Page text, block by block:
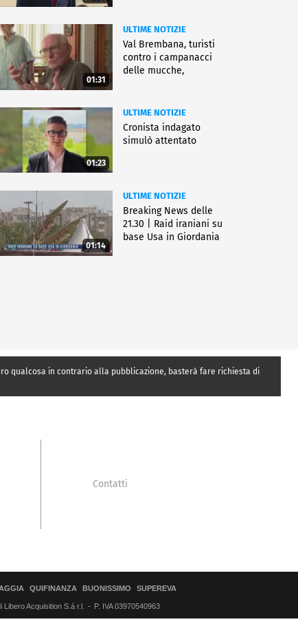
01:31
ULTIME NOTIZIE
Val Brembana, turisti
contro i campanacci
delle mucche,
01:23
ULTIME NOTIZIE
Cronista indagato
simulò attentato
01:14
ULTIME NOTIZIE
Breaking News delle
21.30 | Raid iraniani su
base Usa in Giordania
qualcosa in contrario alla pubblicazione, basterà fare richiesta di
Contatti
QUIFINANZA BUONISSIMO SUPEREVA
Acquisition S.á r.l. P. IVA 03970540963